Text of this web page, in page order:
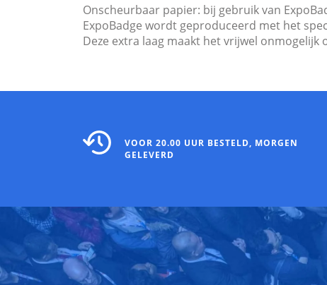
Onscheurbaar papier: bij gebruik van
ExpoBadge wordt geproduceerd met het
Deze extra laag maakt het vrijwel
VOOR 20.00 UUR BESTELD, MORGEN
GELEVERD